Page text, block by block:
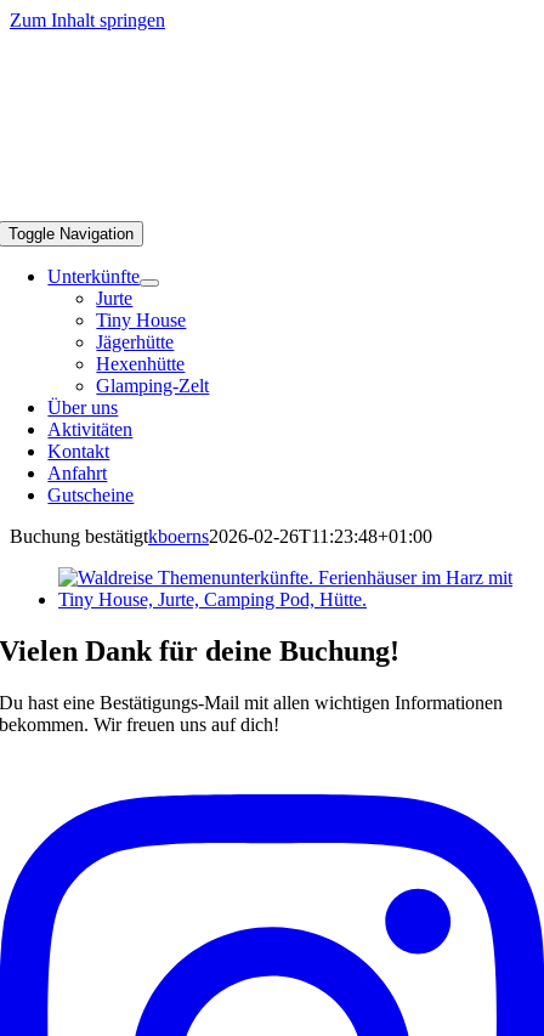
Zum Inhalt springen
Toggle Navigation
Unterkünfte
Jurte
Tiny House
Jägerhütte
Hexenhütte
Glamping-Zelt
Über uns
Aktivitäten
Kontakt
Anfahrt
Gutscheine
Buchung bestätigtkboerns2026-02-26T11:23:48+01:00
Vielen Dank für deine Buchung!
Du hast eine Bestätigungs-Mail mit allen wichtigen Informationen
bekommen. Wir freuen uns auf dich!